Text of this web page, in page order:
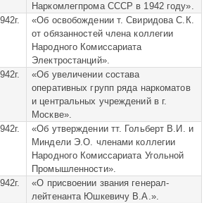
Наркомлегпрома СССР в 1942 году».
«Об освобождении т. Свиридова С.К.
от обязанностей члена коллегии
Народного Комиссариата
Электростанций».
«Об увеличении состава
оперативных групп ряда наркоматов
и центральных учреждений в г.
Москве».
«Об утверждении тт. Гольберт В.И. и
Миндели Э.О. членами коллегии
Народного Комиссариата Угольной
Промышленности».
«О присвоении звания генерал-
лейтенанта Юшкевичу В.А.».